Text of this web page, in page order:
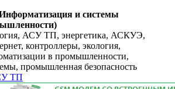
и системы
АСУ ТП, энергетика, АСКУЭ,
контроллеры, экология,
в промышленности,
промышленная безопасность
ТП